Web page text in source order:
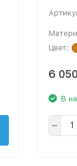
Цвет:
6 050
В